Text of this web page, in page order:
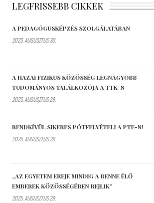
LEGFRISSEBB CIKKEK
A PEDAGÓGUSKÉPZÉS SZOLGÁLATÁBAN
2025. AUGUSZTUS 30.
A HAZAI FIZIKUS KÖZÖSSÉG LEGNAGYOBB
TUDOMÁNYOS TALÁLKOZÓJA A TTK-N
2025. AUGUSZTUS 29.
RENDKÍVÜL SIKERES PÓTFELVÉTELI A PTE-N!
2025. AUGUSZTUS 29.
„AZ EGYETEM EREJE MINDIG A BENNE ÉLŐ
EMBEREK KÖZÖSSÉGÉBEN REJLIK”
2025. AUGUSZTUS 29.